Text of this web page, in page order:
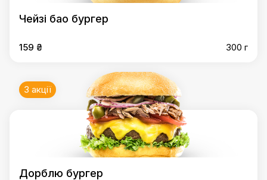
Чейзі бао бургер
159 ₴ 300 г
3 акції
Дорблю бургер